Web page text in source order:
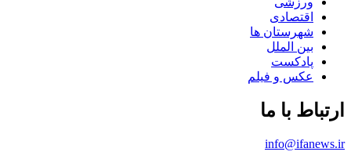
اقتصادی
شهرستان ها
بین الملل
پادکست
عکس و فیلم
ارتباط با ما
info@ifanews.ir